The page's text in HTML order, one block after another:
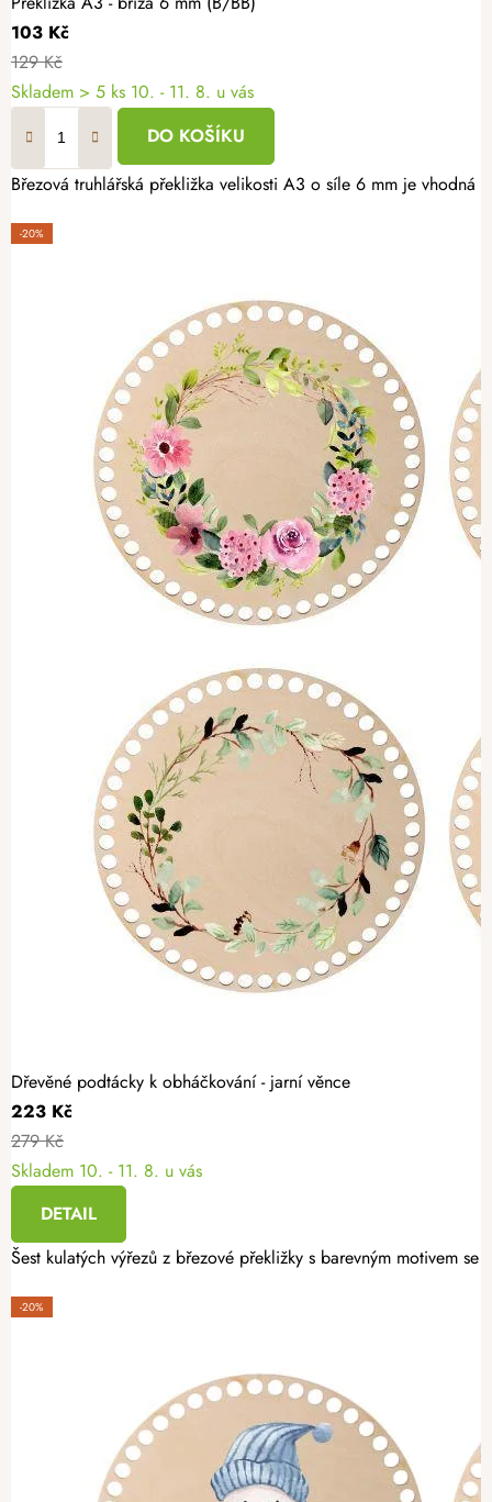
103 Kč
129 Kč
Skladem > 5 ks 10. - 11. 8. u vás
DO KOŠÍKU
Březová truhlářská překližka velikosti A3 o síle 6 mm je
-20%
Dřevěné podtácky k obháčkování - jarní věnce
223 Kč
279 Kč
Skladem 10. - 11. 8. u vás
DETAIL
Šest kulatých výřezů z březové překližky s barevným motivem
-20%